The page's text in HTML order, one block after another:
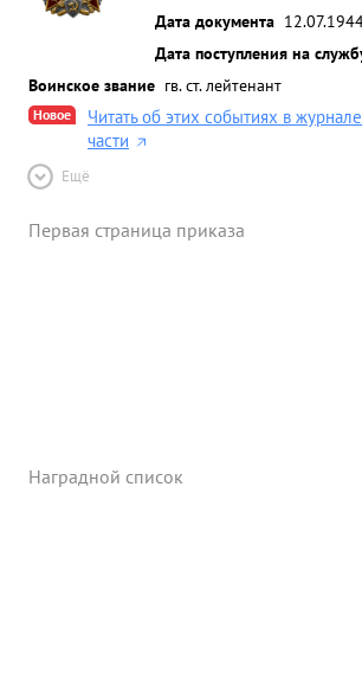
дироватьнами передовые части. г
лейтенант Ю-87 что подтверждают
группы ПОДАЛЯК и МОСЯГИН, плену
не был настоящее время находится в
Дата документа
Дата поступления на
Воинское звание гв. ст. лейтенант
Новое
Читать об этих событиях в
части
Ещё
Первая страница приказа
Наградной список